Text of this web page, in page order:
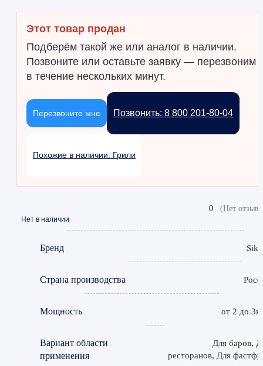
Этот товар продан
Подберём такой же или аналог в наличии.
Позвоните или оставьте заявку — перезвоним
в течение нескольких минут.
Позвонить: 8 800 201-80-04
Перезвоните мне
Похожие в наличии: Грили
0 (Нет
Нет в наличии
Бренд
Страна производства
Мощность от 2 до
Вариант области
применения
Для баров,
ресторанов, Для